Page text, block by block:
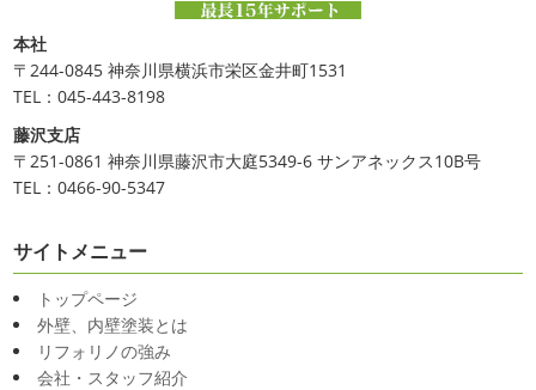
本社
〒244-0845 神奈川県横浜市栄区金井町1531
TEL：045-443-8198
藤沢支店
〒251-0861 神奈川県藤沢市大庭5349-6 サンアネックス10B号
TEL：0466-90-5347
サイトメニュー
トップページ
外壁、内壁塗装とは
リフォリノの強み
会社・スタッフ紹介